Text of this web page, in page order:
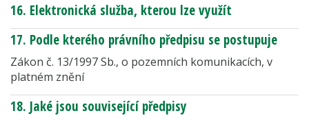
16. Elektronická služba, kterou lze využít
17. Podle kterého právního předpisu se postupuje
Zákon č. 13/1997 Sb., o pozemních komunikacích, v
platném znění
18. Jaké jsou související předpisy